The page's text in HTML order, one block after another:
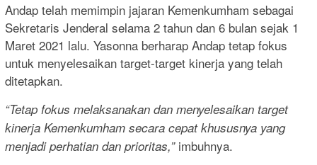
Andap telah memimpin jajaran Kemenkumham sebagai
Sekretaris Jenderal selama 2 tahun dan 6 bulan sejak 1
Maret 2021 lalu. Yasonna berharap Andap tetap fokus
untuk menyelesaikan target-target kinerja yang telah
ditetapkan.
“Tetap fokus melaksanakan dan menyelesaikan target
kinerja Kemenkumham secara cepat khususnya yang
menjadi perhatian dan prioritas,”imbuhnya.